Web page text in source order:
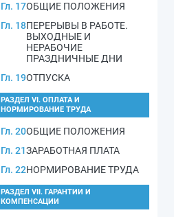
Гл. 17ОБЩИЕ ПОЛОЖЕНИЯ
Гл. 18ПЕРЕРЫВЫ В РАБОТЕ.
ВЫХОДНЫЕ И
НЕРАБОЧИЕ
ПРАЗДНИЧНЫЕ ДНИ
Гл. 19ОТПУСКА
РАЗДЕЛ VI. ОПЛАТА И
НОРМИРОВАНИЕ ТРУДА
Гл. 20ОБЩИЕ ПОЛОЖЕНИЯ
Гл. 21ЗАРАБОТНАЯ ПЛАТА
Гл. 22НОРМИРОВАНИЕ ТРУДА
РАЗДЕЛ VII. ГАРАНТИИ И
КОМПЕНСАЦИИ